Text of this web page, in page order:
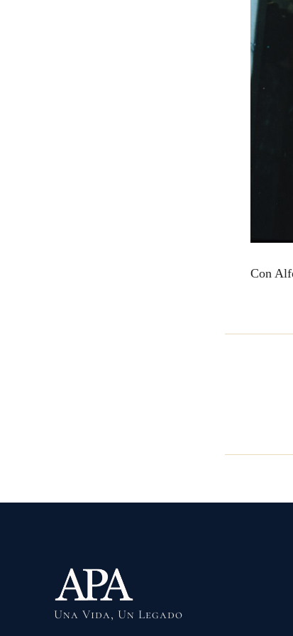
Con
Una Vida, Un Legado